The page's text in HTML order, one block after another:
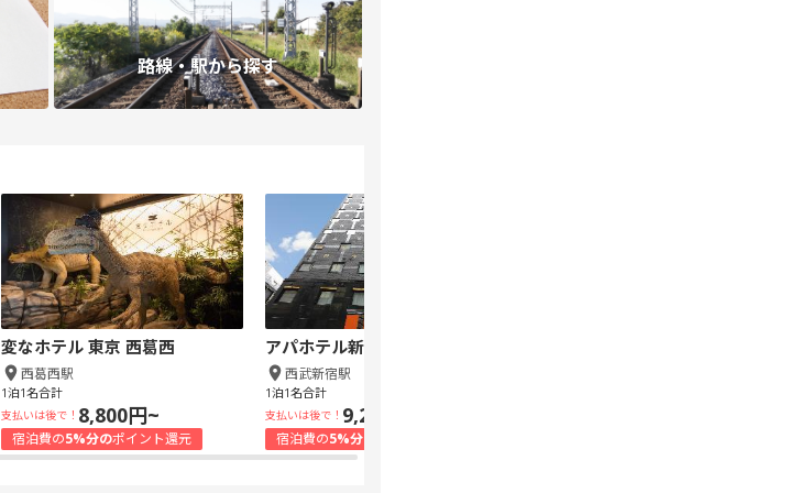
路線・駅から探す
変なホテル 東京 西葛西
西葛西駅
1泊1名合計
支払いは後で！ 8,800円~
宿泊費の5%分のポイント還元
アパホテル新宿 歌舞伎町中央
西武新宿駅
1泊1名合計
支払いは後で！ 9,240円~
宿泊費の5%分の